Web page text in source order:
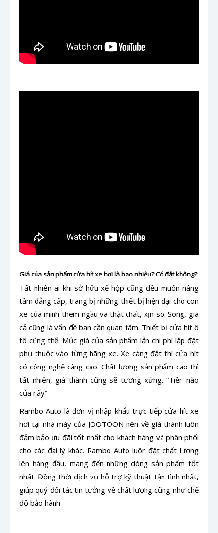
Giá của sản phẩm cửa hít xe hơi là bao nhiêu? Có đắt không?
Tất nhiên ai khi sở hữu xế hộp cũng đều muốn nâng
tầm đẳng cấp, trang bị những thiết bị hiện đại cho con
xe của mình thêm ngầu và thật chất, xịn sò. Song, giá
cả cũng là vấn đề bạn cần quan tâm. Thiết bị cửa hít ô
tô cũng thế. Mức giá của sản phẩm lẫn chi phí lắp đặt
phụ thuộc vào từng hãng xe. Xe càng đắt thì cửa hít
có công nghệ càng cao. Chất lượng sản phẩm cao thì
tất nhiên, giá thành cũng sẽ tương xứng. “Tiền nào
của nấy”
Rambo Auto là đơn vị nhập khẩu trực tiếp cửa hít xe
hơi tại nhà máy của JOOTOON nên về giá thành luôn
đảm bảo ưu đãi tốt nhất cho khách hàng và phân phối
cho các đại lý khác. Rambo Auto luôn đặt chất lượng
lên hàng đầu, mang đến những dòng sản phẩm tốt
nhất. Đồng thời dịch vụ hỗ trợ kỹ thuật tận tình nhất,
giúp quý đối tác tin tưởng về chất lượng cũng như chế
độ bảo hành